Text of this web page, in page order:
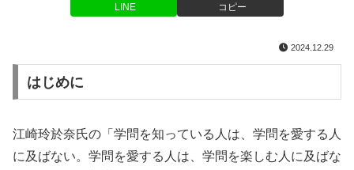
LINE コピー
2024.12.29
はじめに
江崎玲於奈氏の「学問を知っている人は、学問を愛する人
に及ばない。学問を愛する人は、学問を楽しむ人に及ばな